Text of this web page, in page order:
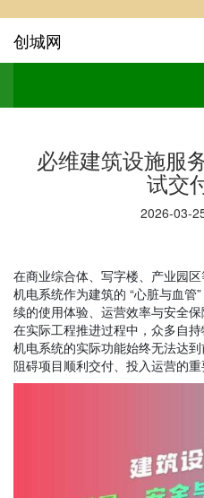
创城网
必维建筑设施服
试交
2026-03-
在商业综合体、写字楼、产业园
机电系统作为建筑的 “心脏与血管
续的使用体验、运营效率与安全
在实际工程推进过程中，众多自
机电系统的实际功能始终无法达
阻碍项目顺利交付、投入运营的重